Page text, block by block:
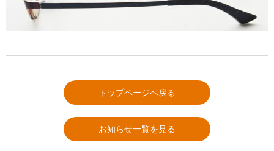
トップページへ戻る
お知らせ一覧を見る